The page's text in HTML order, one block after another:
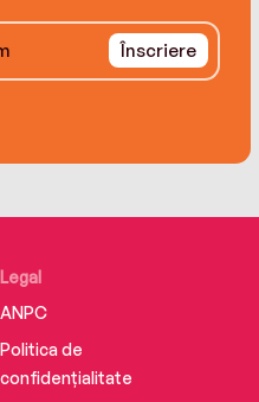
Înscriere
Legal
ANPC
Politica de
confidențialitate